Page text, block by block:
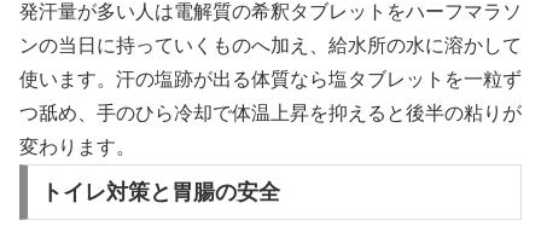
発汗量が多い人は電解質の希釈タブレットをハーフマラソ
ンの当日に持っていくものへ加え、給水所の水に溶かして
使います。汗の塩跡が出る体質なら塩タブレットを一粒ず
つ舐め、手のひら冷却で体温上昇を抑えると後半の粘りが
変わります。
トイレ対策と胃腸の安全